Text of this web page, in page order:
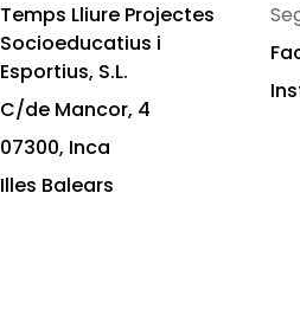
Temps Lliure Projectes
Socioeducatius i
Esportius, S.L.
C/de Mancor, 4
07300, Inca
Illes Balears